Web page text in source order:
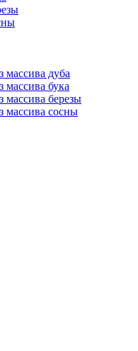
дуба
бука
березы
массива сосны